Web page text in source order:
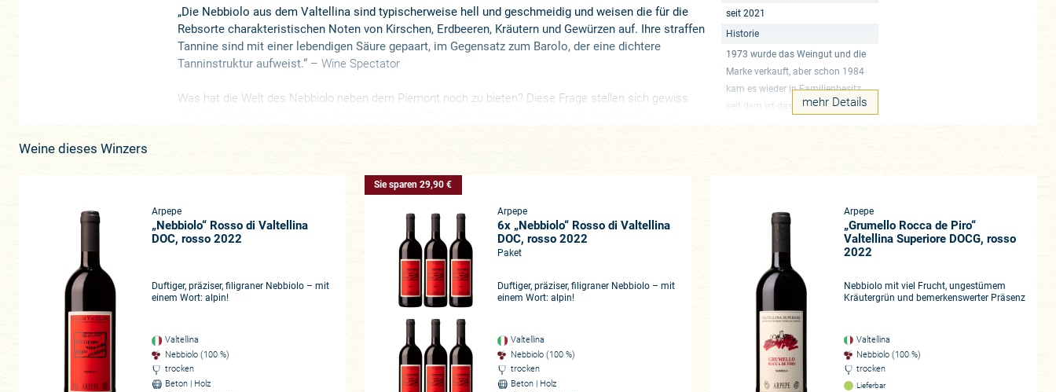
seit 2021
Historie
1973 wurde das Weingut und die
Marke verkauft, aber schon 1984
kam es wieder in Familienbesitz,
seit dem ist das Ziel das volle
„Die Nebbiolo aus dem Valtellina sind typischerweise hell und geschmeidig und weisen die für die
Rebsorte charakteristischen Noten von Kirschen, Erdbeeren, Kräutern und Gewürzen auf. Ihre straffen
Tannine sind mit einer lebendigen Säure gepaart, im Gegensatz zum Barolo, der eine dichtere
Tanninstruktur aufweist.“ –Wine Spectator
Was hat die Welt des Nebbiolo neben dem Piemont noch zu bieten? Diese Frage stellen sich gewiss
lechzen nach jenen filigranen und terroirgeprägten Rotweinen. Auch Winzer blicken ob der klimatischen Veränderungen nach höher
Gattinara höchster Beliebtheit, andere Betriebe aus dem Piemont wie Giacomo Conterno engagierten sich hier ebenfalls. Und schon
1999 entdeckte Paolo de Marchi (Isole e Olena) im Alto Piemonte den alten Familiensitz wieder für sich. Antonio Galloni berichtete jüngst
über diesen Trend, der exponentiell zu steigen scheint:
„Es steht außer Frage, dass der Nebbiolo eine der größten und edelsten roten Rebsorten der Welt ist. Die Fähigkeit, die Essenz der Lage
und des Jahrgangs durch die Linse des Erzeugerstils zu vermitteln, macht den Nebbiolo zu einer einzigartigen Rebsorte. Wenn
Konsumenten den Zauber des Nebbiolo einmal erlebt haben - meist durch die Weine der Langhe -, ist es nur natürlich zu fragen: Was gibt
es denn sonst noch? Die Antwort lautet: Alto Piemonte und Valtellina, zwei eigenständige und unterschiedliche Regionen, die beide viel zu
bieten haben. Seit meinem letzten Beitrag vor zwei Jahren habe ich mehr Weine aus dem Alto Piemonte und dem Valtellina verkostet
denn je zuvor, viele davon von neuen Betrieben. Das Tempo des Wandels ist rasant und oft auch aufregend. Das Beste daran ist, dass
diese handwerklich hergestellten Weine nur einer Handvoll Kenner bekannt sind und in der heutigen Welt einen enormen Wert haben.“
mehr Details
Weine dieses Winzers
Arpepe
„Nebbiolo“ Rosso di Valtellina
DOC, rosso 2022
Duftiger, präziser, filigraner Nebbiolo – mit
einem Wort: alpin!
Valtellina
Nebbiolo (100 %)
trocken
Beton | Holz
Sie sparen 29,90 €
Arpepe
6x „Nebbiolo“ Rosso di Valtellina
DOC, rosso 2022
Paket
Duftiger, präziser, filigraner Nebbiolo – mit
einem Wort: alpin!
Valtellina
Nebbiolo (100 %)
trocken
Beton | Holz
Arpepe
„Grumello Rocca de Piro“
Valtellina Superiore DOCG, rosso
2022
Nebbiolo mit viel Frucht, ungestümem
Kräutergrün und bemerkenswerter Präsenz
Valtellina
Nebbiolo (100 %)
trocken
Lieferbar